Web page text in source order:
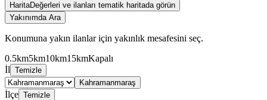
HaritaDeğerleri ve ilanları tematik haritada görün
Yakınımda Ara
Konumuna yakın ilanlar için yakınlık mesafesini seç.
0.5km5km10km15kmKapalı
İl Temizle
Kahramanmaraş
İlçe Temizle